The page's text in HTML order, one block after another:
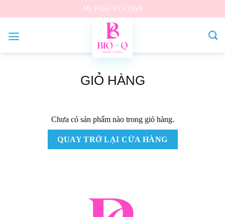
qua
nội
Mỹ Phẩm VT-CONS
GIỎ HÀNG
Chưa có sản phẩm nào trong giỏ hàng.
QUAY TRỞ LẠI CỬA HÀNG